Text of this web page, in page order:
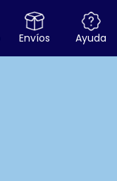
Envíos Ayuda